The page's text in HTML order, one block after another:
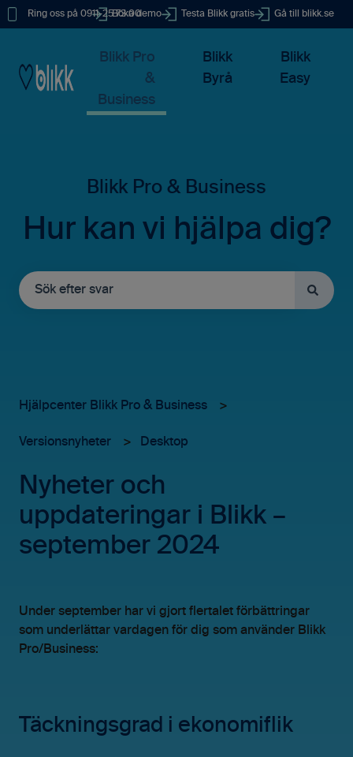
Ring oss på 0911-25 73 00
Boka demo Testa Blikk gratis Gå till blikk.se
Blikk Pro
&
Business
Blikk
Byrå
Blikk
Easy
Hur kan vi hjälpa dig?
Hjälpcenter Blikk Pro & Business
Versionsnyheter Desktop
Nyheter och
uppdateringar i Blikk –
september 2024
Under september har vi gjort flertalet förbättringar
som underlättar vardagen för dig som använder Blikk
Pro/Business:
Täckningsgrad i ekonomiflik